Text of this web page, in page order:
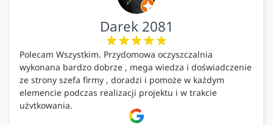
Darek 2081
Polecam Wszystkim. Przydomowa oczyszczalnia
wykonana bardzo dobrze , mega wiedza i doświadczenie
ze strony szefa firmy , doradzi i pomoże w każdym
elemencie podczas realizacji projektu i w trakcie
użytkowania.
Firma godna zaufania. Tak trzymać!